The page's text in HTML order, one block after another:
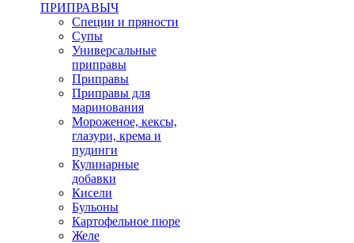
ПРИПРАВЫЧ
Специи и пряности
Супы
Универсальные
приправы
Приправы
Приправы для
маринования
Мороженое, кексы,
глазури, крема и
пудинги
Кулинарные
добавки
Кисели
Бульоны
Картофельное пюре
Желе